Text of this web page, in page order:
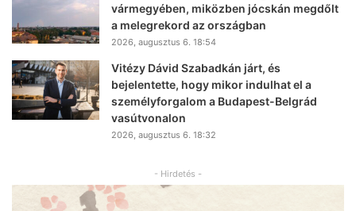
vármegyében, miközben jócskán megdőlt
a melegrekord az országban
2026, augusztus 6. 18:54
Vitézy Dávid Szabadkán járt, és
bejelentette, hogy mikor indulhat el a
személyforgalom a Budapest-Belgrád
vasútvonalon
2026, augusztus 6. 18:32
- Hirdetés -